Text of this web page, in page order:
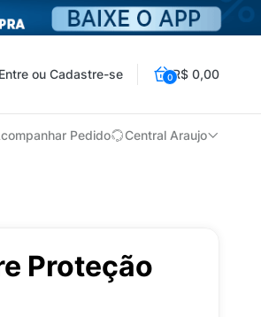
ou Cadastre-se 0R$ 0,00
Pedido Central Araujo
Proteção